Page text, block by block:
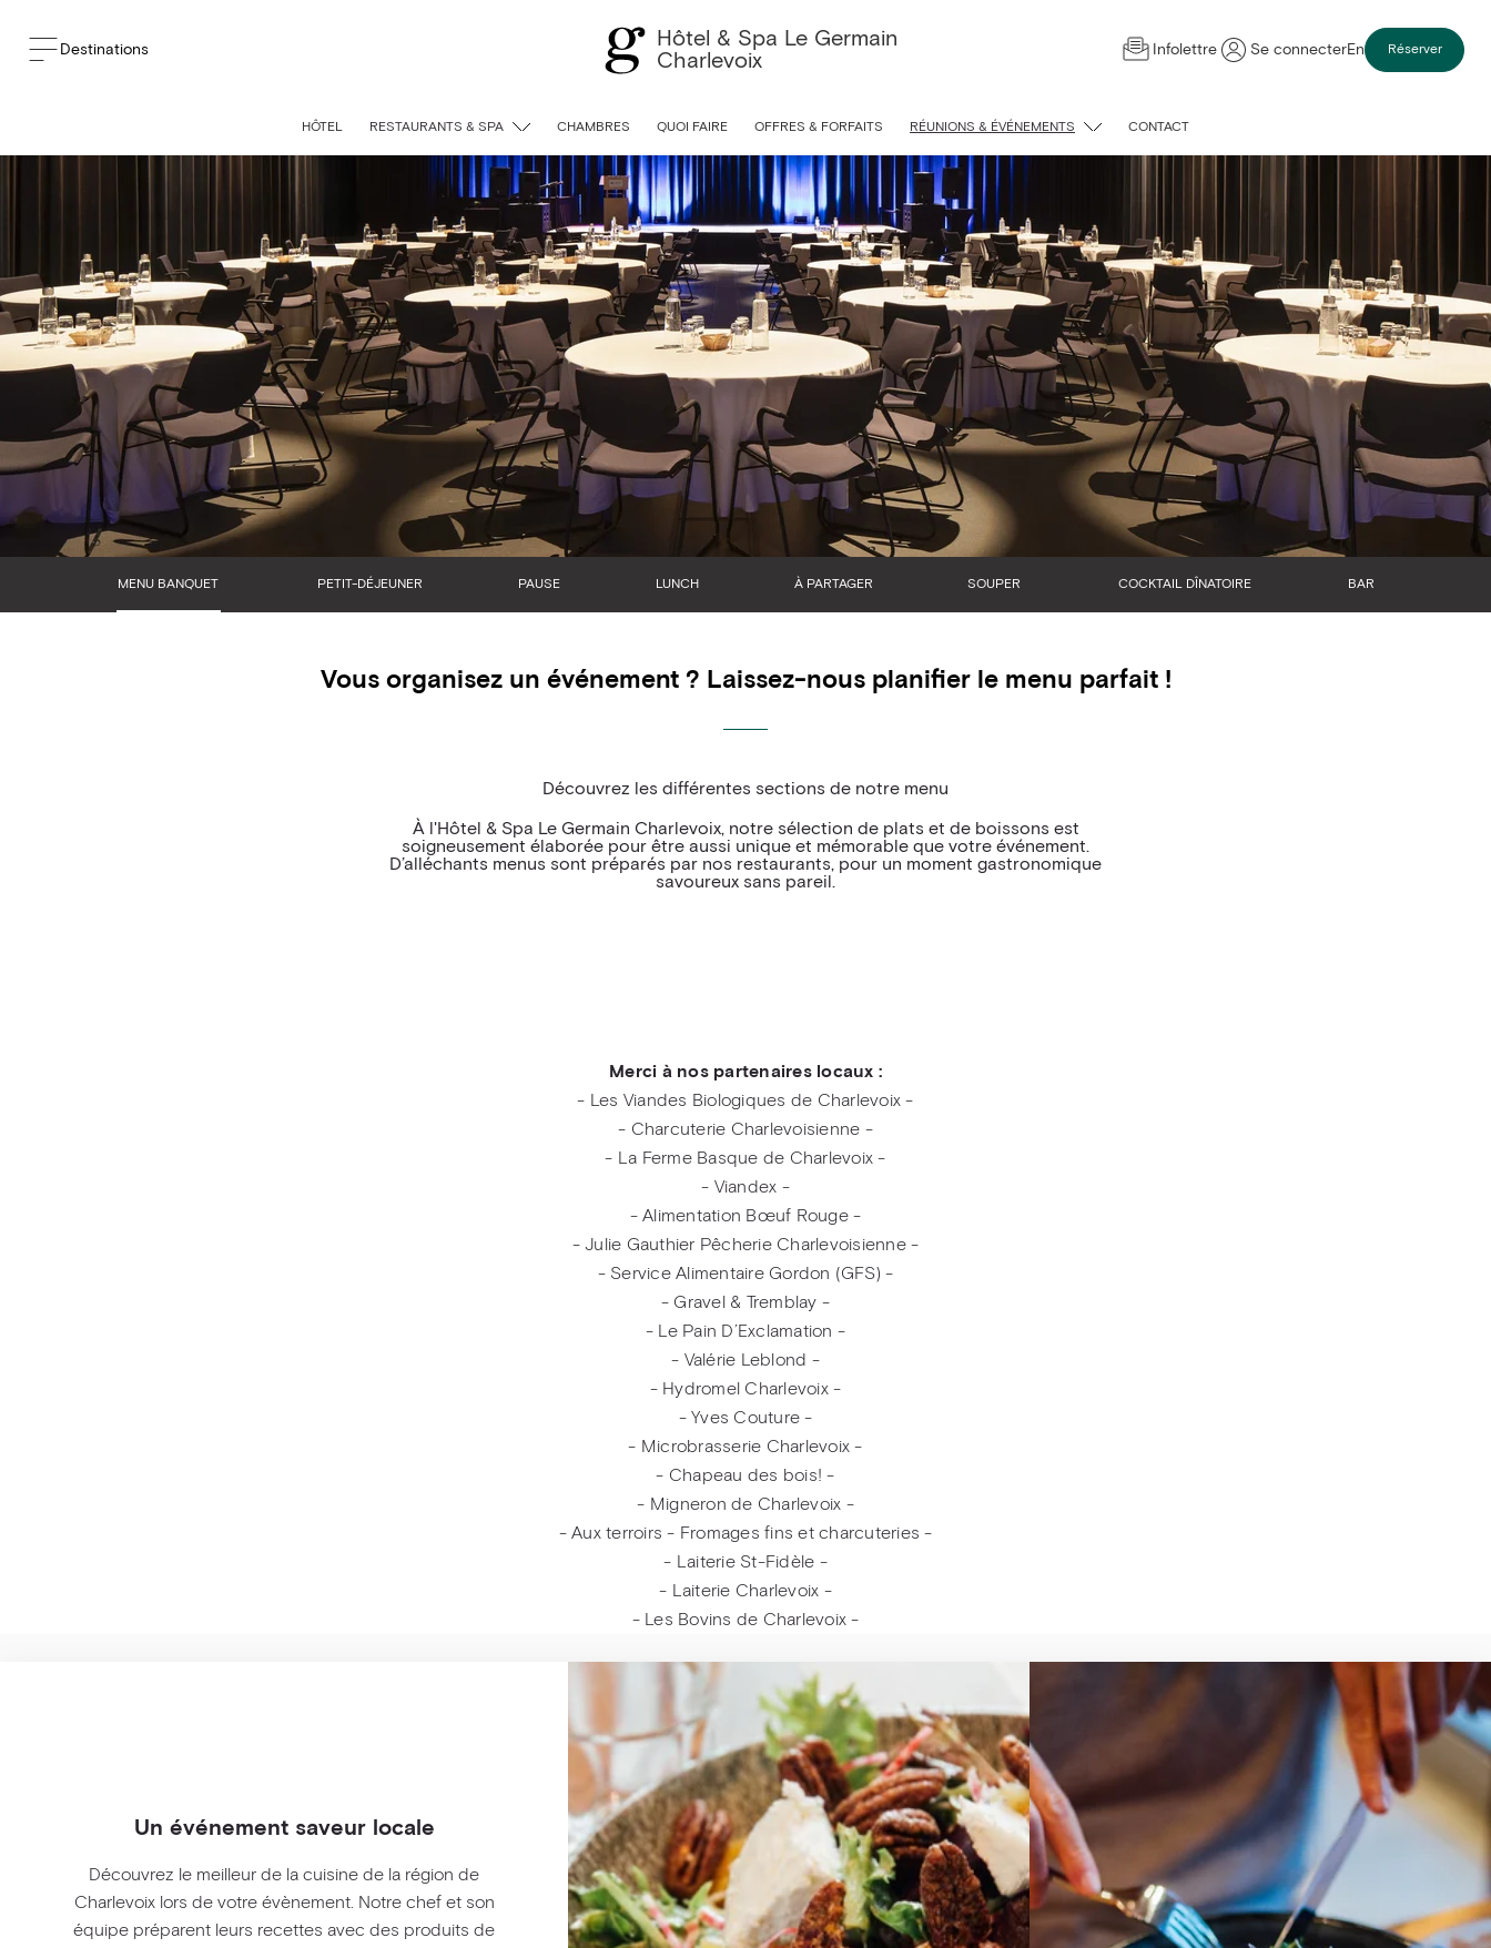
Destinations
Hôtel & Spa Le Germain
Charlevoix
Infolettre Se connecterEn Réserver
HÔTEL RESTAURANTS & SPA CHAMBRES QUOI FAIRE OFFRES & FORFAITS RÉUNIONS & ÉVÉNEMENTS CONTACT
MENU BANQUET PETIT-DÉJEUNER PAUSE LUNCH À PARTAGER SOUPER COCKTAIL DÎNATOIRE BAR
Vous organisez un événement ? Laissez-nous planifier le menu parfait !
Découvrez les différentes sections de notre menu
À l'Hôtel & Spa Le Germain Charlevoix, notre sélection de plats et de boissons est
soigneusement élaborée pour être aussi unique et mémorable que votre événement.
D’alléchants menus sont préparés par nos restaurants, pour un moment gastronomique
savoureux sans pareil.
Merci à nos partenaires locaux :
- Les Viandes Biologiques de Charlevoix -
- Charcuterie Charlevoisienne -
- La Ferme Basque de Charlevoix -
- Viandex -
- Alimentation Bœuf Rouge -
- Julie Gauthier Pêcherie Charlevoisienne -
- Service Alimentaire Gordon (GFS) -
- Gravel & Tremblay -
- Le Pain D’Exclamation -
- Valérie Leblond -
- Hydromel Charlevoix -
- Yves Couture -
- Microbrasserie Charlevoix -
- Chapeau des bois! -
- Migneron de Charlevoix -
- Aux terroirs - Fromages fins et charcuteries -
- Laiterie St-Fidèle -
- Laiterie Charlevoix -
- Les Bovins de Charlevoix -
Un événement saveur locale
Découvrez le meilleur de la cuisine de la région de
Charlevoix lors de votre évènement. Notre chef et son
équipe préparent leurs recettes avec des produits de